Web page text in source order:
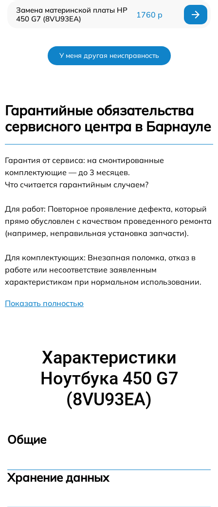
Замена материнской платы HP
450 G7 (8VU93EA)
1760 р
У меня другая неисправность
Гарантийные обязательства
сервисного центра в Барнауле
Гарантия от сервиса: на смонтированные
комплектующие — до 3 месяцев.
Что считается гарантийным случаем?
Для работ: Повторное проявление дефекта, который
прямо обусловлен с качеством проведенного ремонта
(например, неправильная установка запчасти).
Для комплектующих: Внезапная поломка, отказ в
работе или несоответствие заявленным
характеристикам при нормальном использовании.
Показать полностью
Характеристики
Ноутбука 450 G7
(8VU93EA)
Общие
Хранение данных